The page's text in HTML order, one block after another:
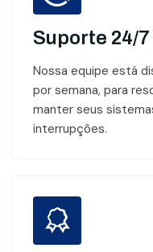
Suporte 24/7
Nossa equipe está
por semana, para
manter seus
interrupções.